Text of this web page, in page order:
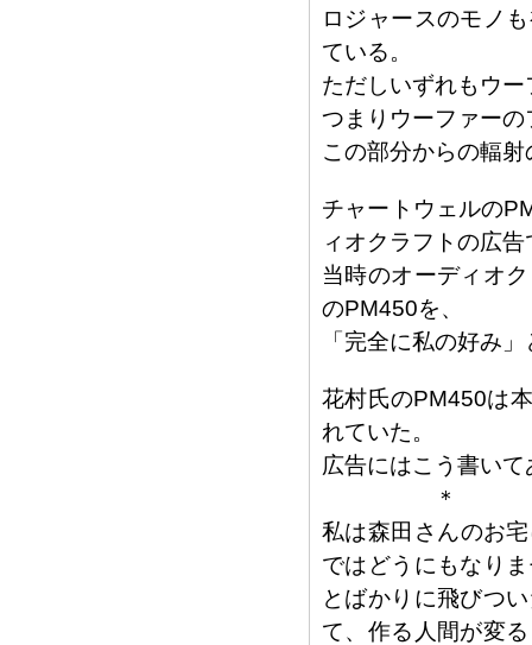
ロジャースのモノ
ている。
ただしいずれもウ
つまりウーファー
この部分からの輻
チャートウェルの
ィオクラフトの広
当時のオーディオ
のPM450を、
「完全に私の好み
花村氏のPM450は
れていた。
広告にはこう書いて
＊
私は森田さんのお
ではどうにもなり
とばかりに飛びつ
て、作る人間が変